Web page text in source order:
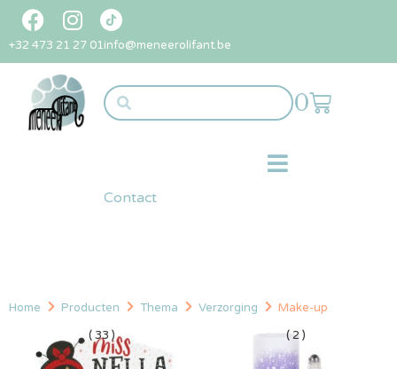
+32 473 21 27 01info@meneerolifant.be
0
Contact
Home Producten Thema Verzorging
Make-up
( 33 )
( 2 )